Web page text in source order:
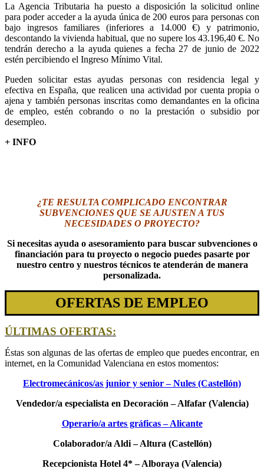
La Agencia Tributaria ha puesto a disposición la solicitud online
para poder acceder a la ayuda única de 200 euros para personas con
bajo ingresos familiares (inferiores a 14.000 €) y patrimonio,
descontando la vivienda habitual, que no supere los 43.196,40 €. No
tendrán derecho a la ayuda quienes a fecha 27 de junio de 2022
estén percibiendo el Ingreso Mínimo Vital.
Pueden solicitar estas ayudas personas con residencia legal y
efectiva en España, que realicen una actividad por cuenta propia o
ajena y también personas inscritas como demandantes en la oficina
de empleo, estén cobrando o no la prestación o subsidio por
desempleo.
+ INFO
¿TE RESULTA COMPLICADO ENCONTRAR
SUBVENCIONES QUE SE AJUSTEN A TUS
NECESIDADES O PROYECTO?
Si necesitas ayuda o asesoramiento para buscar subvenciones o
financiación para tu proyecto o negocio puedes pasarte por
nuestro centro y nuestros técnicos te atenderán de manera
personalizada.
OFERTAS DE EMPLEO
ÚLTIMAS OFERTAS:
Éstas son algunas de las ofertas de empleo que puedes encontrar, en
internet, en la Comunidad Valenciana en estos momentos:
Electromecánicos/as junior y senior – Nules (Castellón)
Vendedor/a especialista en Decoración – Alfafar (Valencia)
Operario/a artes gráficas – Alicante
Colaborador/a Aldi – Altura (Castellón)
Recepcionista Hotel 4* – Alboraya (Valencia)